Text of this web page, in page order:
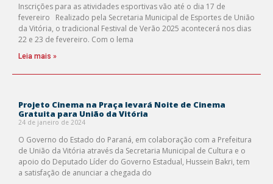
Inscrições para as atividades esportivas vão até o dia 17 de
fevereiro Realizado pela Secretaria Municipal de Esportes de União
da Vitória, o tradicional Festival de Verão 2025 acontecerá nos dias
22 e 23 de fevereiro. Com o lema
Leia mais »
Projeto Cinema na Praça levará Noite de Cinema
Gratuita para União da Vitória
24 de janeiro de 2024
O Governo do Estado do Paraná, em colaboração com a Prefeitura
de União da Vitória através da Secretaria Municipal de Cultura e o
apoio do Deputado Líder do Governo Estadual, Hussein Bakri, tem
a satisfação de anunciar a chegada do